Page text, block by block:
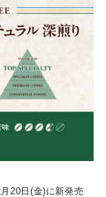
20日(金)に新発売